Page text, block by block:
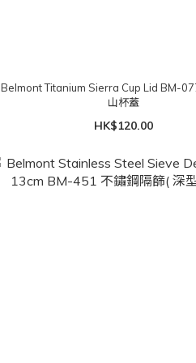
Belmont Titanium Sierra Cup Lid BM-
山杯蓋
HK$120.00